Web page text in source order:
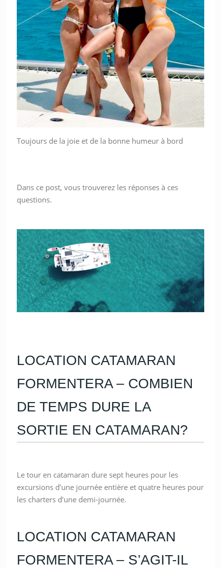
Toujours de la joie et de la bonne humeur à bord
Dans ce post, vous trouverez les réponses à ces
questions.
LOCATION CATAMARAN
FORMENTERA – COMBIEN
DE TEMPS DURE LA
SORTIE EN CATAMARAN?
Le tour en catamaran dure sept heures pour les
excursions d’une journée entière et quatre heures pour
les charters d’une demi-journée.
LOCATION CATAMARAN
FORMENTERA – S’AGIT-IL